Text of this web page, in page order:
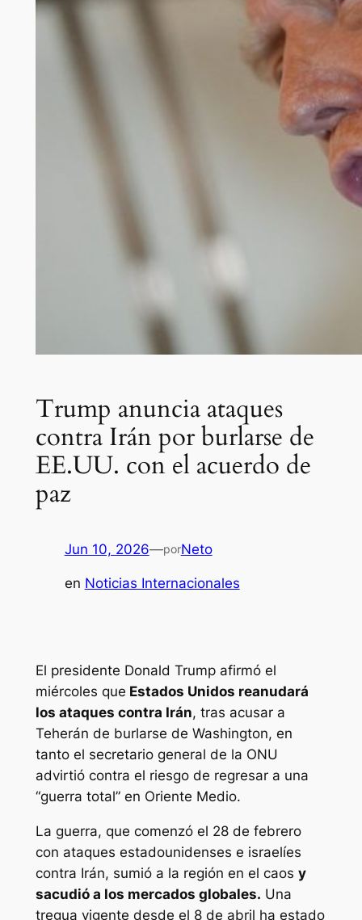
Trump anuncia ataques
contra Irán por burlarse de
EE.UU. con el acuerdo de
paz
Jun 10, 2026—porNeto
en Noticias Internacionales
El presidente Donald Trump afirmó el
miércoles que Estados Unidos reanudará
los ataques contra Irán, tras acusar a
Teherán de burlarse de Washington, en
tanto el secretario general de la ONU
advirtió contra el riesgo de regresar a una
“guerra total” en Oriente Medio.
La guerra, que comenzó el 28 de febrero
con ataques estadounidenses e israelíes
contra Irán, sumió a la región en el caos y
sacudió a los mercados globales. Una
tregua vigente desde el 8 de abril ha estado